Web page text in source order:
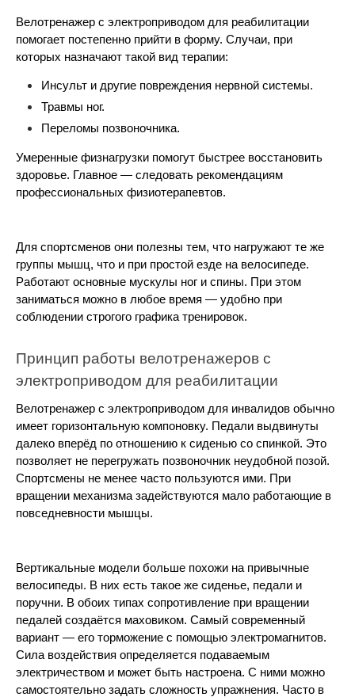
Велотренажер с электроприводом для реабилитации
помогает постепенно прийти в форму. Случаи, при
которых назначают такой вид терапии:
Инсульт и другие повреждения нервной системы.
Травмы ног.
Переломы позвоночника.
Умеренные физнагрузки помогут быстрее восстановить
здоровье. Главное — следовать рекомендациям
профессиональных физиотерапевтов.
Для спортсменов они полезны тем, что нагружают те же
группы мышц, что и при простой езде на велосипеде.
Работают основные мускулы ног и спины. При этом
заниматься можно в любое время — удобно при
соблюдении строгого графика тренировок.
Принцип работы велотренажеров с
электроприводом для реабилитации
Велотренажер с электроприводом для инвалидов обычно
имеет горизонтальную компоновку. Педали выдвинуты
далеко вперёд по отношению к сиденью со спинкой. Это
позволяет не перегружать позвоночник неудобной позой.
Спортсмены не менее часто пользуются ими. При
вращении механизма задействуются мало работающие в
повседневности мышцы.
Вертикальные модели больше похожи на привычные
велосипеды. В них есть такое же сиденье, педали и
поручни. В обоих типах сопротивление при вращении
педалей создаётся маховиком. Самый современный
вариант — его торможение с помощью электромагнитов.
Сила воздействия определяется подаваемым
электричеством и может быть настроена. С ними можно
самостоятельно задать сложность упражнения. Часто в